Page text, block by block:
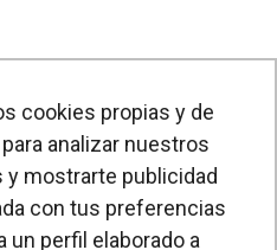
cookies propias y de
analizar nuestros
y mostrarte publicidad
con tus preferencias
un perfil elaborado a